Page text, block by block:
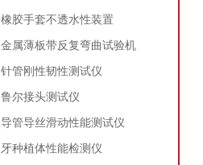
橡胶手套不透水性装置
金属薄板带反复弯曲试验机
针管刚性韧性测试仪
鲁尔接头测试仪
导管导丝滑动性能测试仪
牙种植体性能检测仪